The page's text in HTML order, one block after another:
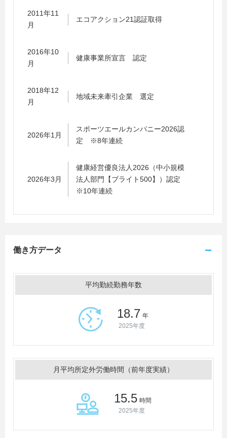
2011年11
月
エコアクション21認証取得
2016年10
月
健康事業所宣言 認定
2018年12
月
地域未来牽引企業 選定
2026年1月
スポーツエールカンパニー2026認
定 ※8年連続
2026年3月
健康経営優良法人2026（中小規模
法人部門【ブライト500】）認定
※10年連続
働き方データ
平均勤続勤務年数
18.7 年
2025年度
月平均所定外労働時間（前年度実績）
15.5 時間
2025年度